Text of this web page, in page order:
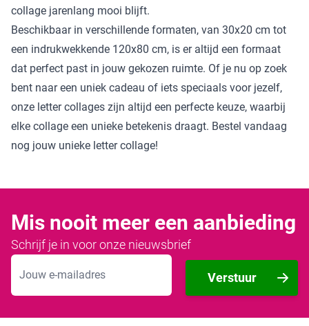
collage jarenlang mooi blijft.
Beschikbaar in verschillende formaten, van 30x20 cm tot
een indrukwekkende 120x80 cm, is er altijd een formaat
dat perfect past in jouw gekozen ruimte. Of je nu op zoek
bent naar een uniek cadeau of iets speciaals voor jezelf,
onze letter collages zijn altijd een perfecte keuze, waarbij
elke collage een unieke betekenis draagt. Bestel vandaag
nog jouw unieke letter collage!
Mis nooit meer een aanbieding
Schrijf je in voor onze nieuwsbrief
E-mailadres
Verstuur